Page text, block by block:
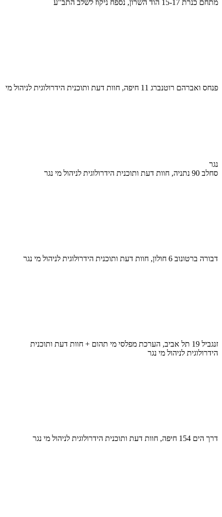
מתחם כנרת 15-17 הוד השרון, נספח ניקוז לשלב התב"ע
פנחס ואברהם רוטנברג 11 חיפה, חוות דעת ותוכנית הידרולוגית לניהול מי
נגר
סחלב 90 נתניה, חוות דעת ותוכנית הידרולוגית לניהול מי נגר
דבורה ברטונוב 6 חולון, חוות דעת ותוכנית הידרולוגית לניהול מי נגר
זנגביל 19 תל אביב, הערכת מפלסי מי תהום + חוות דעת ותוכנית
הידרולוגית לניהול מי נגר
דרך הים 154 חיפה, חוות דעת ותוכנית הידרולוגית לניהול מי נגר